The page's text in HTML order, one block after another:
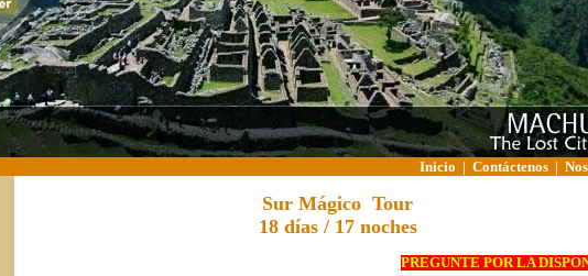
Inicio Contáctenos
Sur Mágico Tour
18días / 17 noches
PREGUNTE POR LA